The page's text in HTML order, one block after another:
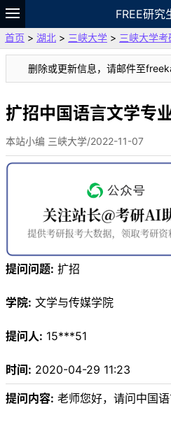
FREE研究
题库
故事 专题 APP
VIP
资料
首页 > 湖北 > 三峡大学 > 三峡大学考
删除或更新信息，请邮件至
扩招中国语言文学专
本站小编 三峡大学/2022-11-07
提问问题: 扩招
学院: 文学与传媒学院
提问人: 15***51
时间: 2020-04-29 11:23
提问内容: 老师您好，请问中国